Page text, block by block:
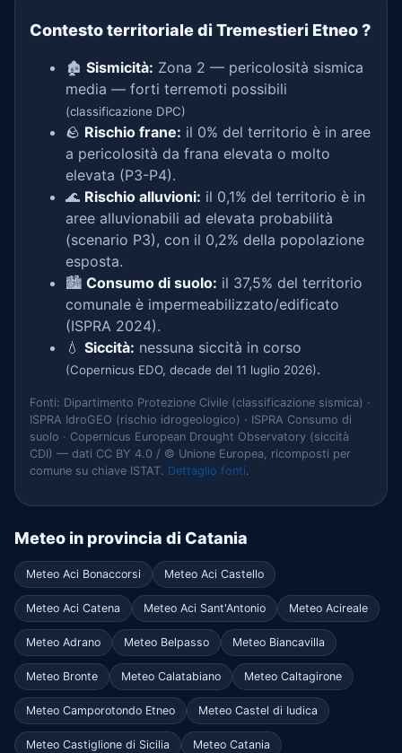
Contesto territoriale di Tremestieri Etneo?
🏚️ Sismicità: Zona 2 — pericolosità sismica
media — forti terremoti possibili
(classificazione DPC)
🪨 Rischio frane: il 0% del territorio è in aree
a pericolosità da frana elevata o molto
elevata (P3-P4).
🌊 Rischio alluvioni: il 0,1% del territorio è in
aree alluvionabili ad elevata probabilità
(scenario P3), con il 0,2% della popolazione
esposta.
🏙️ Consumo di suolo: il 37,5% del territorio
comunale è impermeabilizzato/edificato
(ISPRA 2024).
💧 Siccità: nessuna siccità in corso
(Copernicus EDO, decade del 11 luglio 2026).
Fonti: Dipartimento Protezione Civile (classificazione sismica) ·
ISPRA IdroGEO (rischio idrogeologico) · ISPRA Consumo di
suolo · Copernicus European Drought Observatory (siccità
CDI) — dati CC BY 4.0 / © Unione Europea, ricomposti per
comune su chiave ISTAT. Dettaglio fonti.
Meteo in provincia di Catania
Meteo Aci Bonaccorsi Meteo Aci Castello
Meteo Aci Catena Meteo Aci Sant'Antonio Meteo Acireale
Meteo Adrano Meteo Belpasso Meteo Biancavilla
Meteo Bronte Meteo Calatabiano Meteo Caltagirone
Meteo Camporotondo Etneo Meteo Castel di Iudica
Meteo Castiglione di Sicilia Meteo Catania